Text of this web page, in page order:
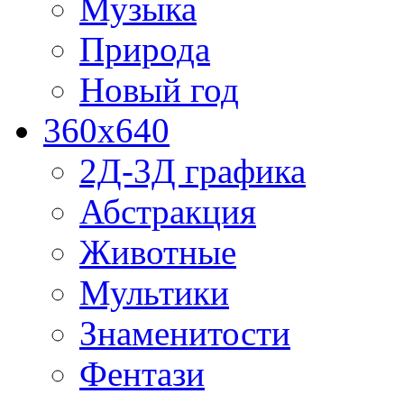
Музыка
Природа
Новый год
360x640
2Д-3Д графика
Абстракция
Животные
Мультики
Знаменитости
Фентази